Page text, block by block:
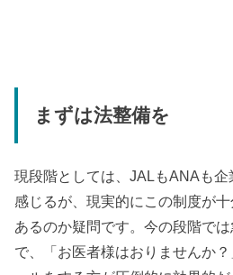
まずは法整備を
現段階としては、JALもANAも
感じるが、現実的にこの制度が
あるのか疑問です。今の段階で
で、「お医者様はおりませんか